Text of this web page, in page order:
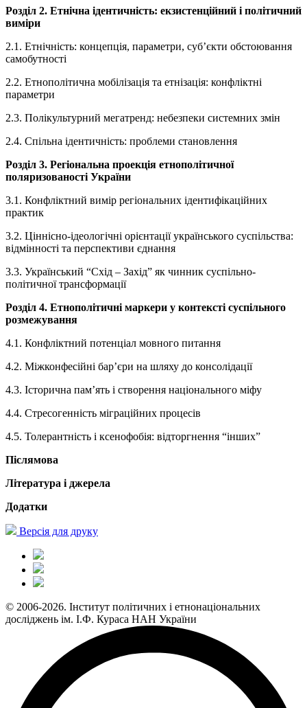
Розділ 2. Етнічна ідентичність: екзистенційний і політичний
виміри
2.1. Етнічність: концепція, параметри, суб’єкти обстоювання
самобутності
2.2. Етнополітична мобілізація та етнізація: конфліктні
параметри
2.3. Полікультурний мегатренд: небезпеки системних змін
2.4. Спільна ідентичність: проблеми становлення
Розділ 3. Регіональна проекція етнополітичної
поляризованості України
3.1. Конфліктний вимір регіональних ідентифікаційних
практик
3.2. Ціннісно-ідеологічні орієнтації українського суспільства:
відмінності та перспективи єднання
3.3. Український “Схід – Захід” як чинник суспільно-
політичної трансформації
Розділ 4. Етнополітичні маркери у контексті суспільного
розмежування
4.1. Конфліктний потенціал мовного питання
4.2. Міжконфесійні бар’єри на шляху до консолідації
4.3. Історична пам’ять і створення національного міфу
4.4. Стресогенність міграційних процесів
4.5. Толерантність і ксенофобія: відторгнення “інших”
Післямова
Література і джерела
Додатки
Версія для друку
© 2006-2026. Інститут політичних і етнонаціональних
досліджень ім. І.Ф. Кураса НАН України